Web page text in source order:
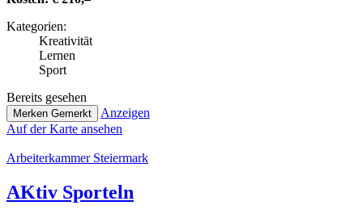
Kate­go­rien:
Krea­ti­vi­tät
Lernen
Sport
Bereits gesehen
Merken Gemerkt
Anzeigen
Auf der Karte ansehen
Arbei­ter­kam­mer Steiermark
AKtiv Sporteln